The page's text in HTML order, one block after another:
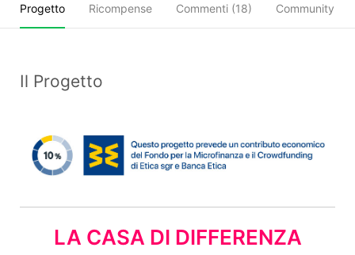
Progetto Ricompense Commenti (18) Community
Il Progetto
LA CASA DI DIFFERENZA